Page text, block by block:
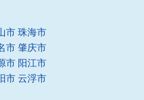
市 珠海市
市肇庆市
市 阳江市
市 云浮市